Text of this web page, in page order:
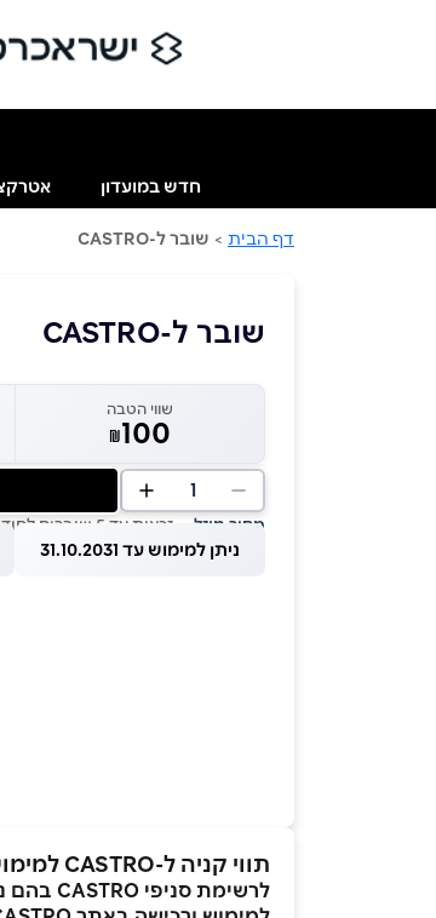
חדש במועדון
דף הבית > שובר ל-CASTRO
שובר ל-CASTRO
שווי הטבה
₪100
1
מחיר מוזל — זכאות עד 5 שוברים לחודש קלנדרי
ניתן למימוש עד 31.10.2031
תווי קניה ל-CASTRO למימוש בחנויות ובאתר
לרשימת סניפי CASTRO בהם ניתן לממש את השובר